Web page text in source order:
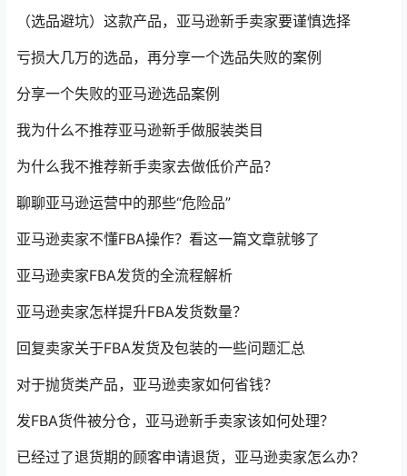
（选品避坑）这款产品，亚马逊新手卖家要谨慎选择
亏损大几万的选品，再分享一个选品失败的案例
分享一个失败的亚马逊选品案例
我为什么不推荐亚马逊新手做服装类目
为什么我不推荐新手卖家去做低价产品？
聊聊亚马逊运营中的那些“危险品”
亚马逊卖家不懂FBA操作？看这一篇文章就够了
亚马逊卖家FBA发货的全流程解析
亚马逊卖家怎样提升FBA发货数量？
回复卖家关于FBA发货及包装的一些问题汇总
对于抛货类产品，亚马逊卖家如何省钱？
发FBA货件被分仓，亚马逊新手卖家该如何处理？
已经过了退货期的顾客申请退货，亚马逊卖家怎么办？